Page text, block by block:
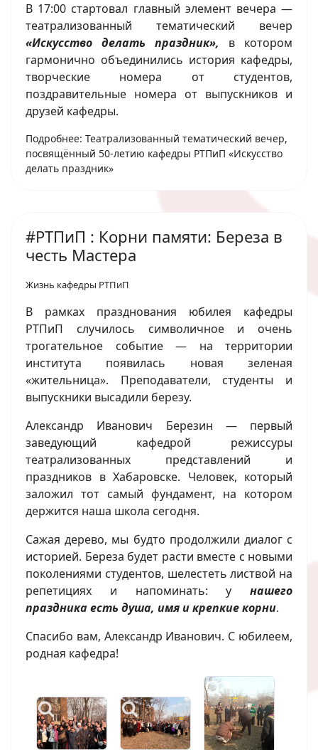
В 17:00 стартовал главный элемент вечера —
театрализованный тематический вечер
«Искусство делать праздник», в котором
гармонично объединились история кафедры,
творческие номера от студентов,
поздравительные номера от выпускников и
друзей кафедры.
Подробнее: Театрализованный тематический вечер,
посвящённый 50-летию кафедры РТПиП «Искусство
делать праздник»
#РТПиП : Корни памяти: Береза в
честь Мастера
Жизнь кафедры РТПиП
В рамках празднования юбилея кафедры
РТПиП случилось символичное и очень
трогательное событие — на территории
института появилась новая зеленая
«жительница». Преподаватели, студенты и
выпускники высадили березу.
Александр Иванович Березин — первый
заведующий кафедрой режиссуры
театрализованных представлений и
праздников в Хабаровске. Человек, который
заложил тот самый фундамент, на котором
держится наша школа сегодня.
Сажая дерево, мы будто продолжили диалог с
историей. Береза будет расти вместе с новыми
поколениями студентов, шелестеть листвой на
репетициях и напоминать: у нашего
праздника есть душа, имя и крепкие корни.
Спасибо вам, Александр Иванович. С юбилеем,
родная кафедра!